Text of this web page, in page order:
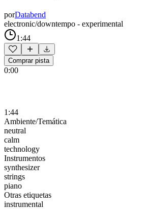
porDatabend
electronic/downtempo - experimental
1:44
Comprar pista
0:00
1:44
Ambiente/Temática
neutral
calm
technology
Instrumentos
synthesizer
strings
piano
Otras etiquetas
instrumental